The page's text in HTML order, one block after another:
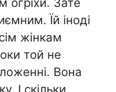
Їй іноді
жінкам
той не
Вона
І скільки